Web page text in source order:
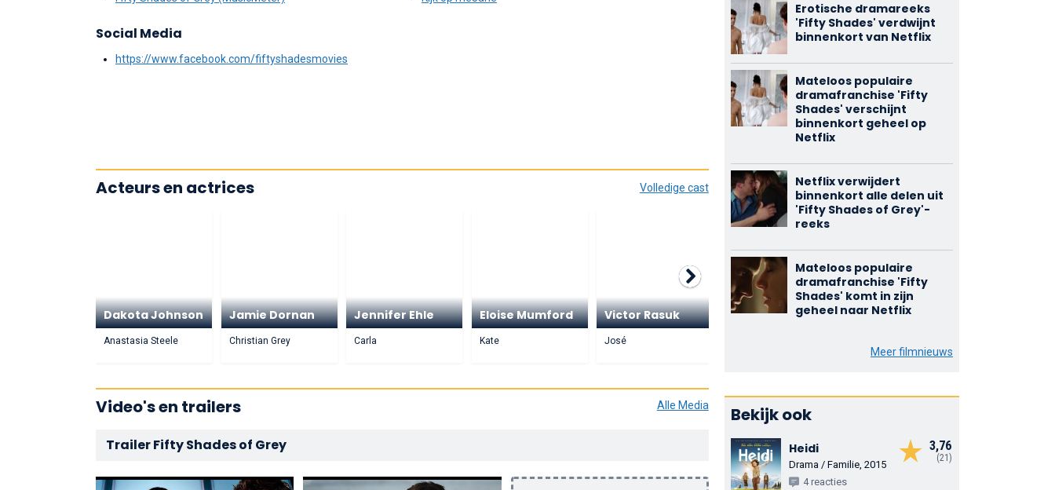
Social Media
https://www.facebook.com/fiftyshadesmovies
Volledige cast
Acteurs en actrices
Dakota Johnson
Anastasia Steele
Jamie Dornan
Christian Grey
Jennifer Ehle
Carla
Eloise Mumford
Kate
Victor Rasuk
José
Luke Grimes
Marcia Gay
Harden
Alle Media
Video's en trailers
Trailer Fifty Shades of Grey
Erotische dramareeks
'Fifty Shades' verdwijnt
binnenkort van Netflix
Mateloos populaire
dramafranchise 'Fifty
Shades' verschijnt
binnenkort geheel op
Netflix
Netflix verwijdert
binnenkort alle delen uit
'Fifty Shades of Grey'-
reeks
Mateloos populaire
dramafranchise 'Fifty
Shades' komt in zijn
geheel naar Netflix
Meer filmnieuws
Bekijk ook
3,76
(21)
Heidi
Drama / Familie, 2015
4 reacties